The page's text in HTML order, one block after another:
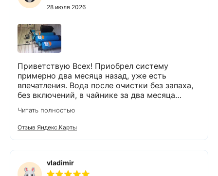
28 июля 2026
Приветствую Всех! Приобрел систему
примерно два месяца назад, уже есть
впечатления. Вода после очистки без запаха,
без включений, в чайнике за два месяца
работает. Оборудование, несмотря на
размеры, поставили компактно, сбоев не
было. Спасибо Экодару за хорошую работу.
Читать полностью
Отзыв Яндекс.Карты
vladimir